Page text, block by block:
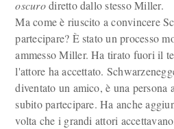
oscurodiretto dallo stesso Miller.
Ma come è riuscito a convincere
partecipare? È stato un processo
ammesso Miller. Ha tirato fuori il
l'attore ha accettato.
diventato un amico, è una persona
subito partecipare. Ha anche
volta che i grandi attori